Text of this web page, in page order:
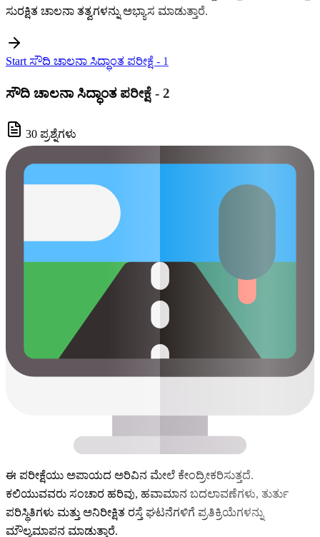
ಸುರಕ್ಷಿತ ಚಾಲನಾ ತತ್ವಗಳನ್ನು ಅಭ್ಯಾಸ ಮಾಡುತ್ತಾರೆ.
Start ಸೌದಿ ಚಾಲನಾ ಸಿದ್ಧಾಂತ ಪರೀಕ್ಷೆ - 1
ಸೌದಿ ಚಾಲನಾ ಸಿದ್ಧಾಂತ ಪರೀಕ್ಷೆ - 2
30 ಪ್ರಶ್ನೆಗಳು
ಈ ಪರೀಕ್ಷೆಯು ಅಪಾಯದ ಅರಿವಿನ ಮೇಲೆ ಕೇಂದ್ರೀಕರಿಸುತ್ತದೆ.
ಕಲಿಯುವವರು ಸಂಚಾರ ಹರಿವು, ಹವಾಮಾನ ಬದಲಾವಣೆಗಳು, ತುರ್ತು
ಪರಿಸ್ಥಿತಿಗಳು ಮತ್ತು ಅನಿರೀಕ್ಷಿತ ರಸ್ತೆ ಘಟನೆಗಳಿಗೆ ಪ್ರತಿಕ್ರಿಯೆಗಳನ್ನು
ಮೌಲ್ಯಮಾಪನ ಮಾಡುತ್ತಾರೆ.